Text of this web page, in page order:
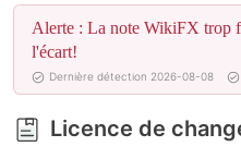
4
5
6
7
7
9
Alerte : La note WikiFX trop
l'écart!
Dernière détection 2026-08-08
Licence de